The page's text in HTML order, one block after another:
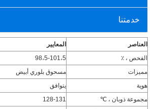
خدمتنا
العناصر
المعايير
الفحص ، ٪
98،5-101،5
مميزات
مسحوق بلوري أبيض
هوية
يتوافق
مجموعة ذوبان ، ℃
128-131